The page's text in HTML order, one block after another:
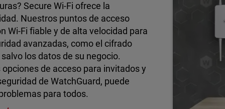
Secure Wi-Fi ofrece la
Nuestros puntos de acceso
Wi-Fi fiable y de alta velocidad para
avanzadas, como el cifrado
los datos de su negocio.
de acceso para invitados y
de WatchGuard, puede
para todos.